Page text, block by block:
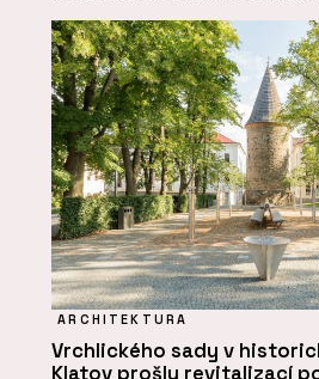
ARCHITEKTURA
Vrchlického sady v
Klatov prošly revitalizací